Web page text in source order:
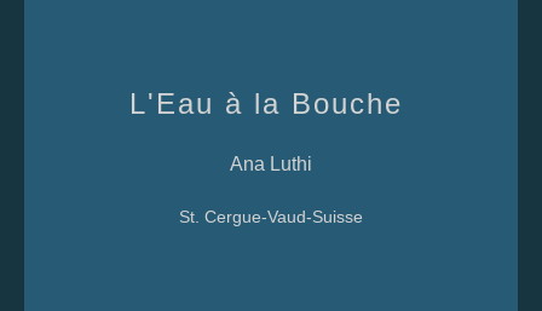
L'Eau à la Bouche
Ana Luthi
St. Cergue-Vaud-Suisse